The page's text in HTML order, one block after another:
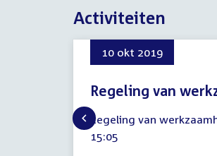
Activiteiten
10 okt 2019
Regeling van
10
oktober
2019
Regeling van
Tijd
15:05